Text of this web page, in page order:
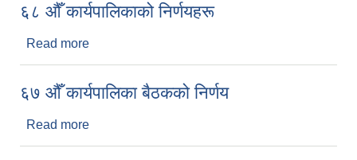
६८ औँ कार्यपालिकाको निर्णयहरू
Read more
६७ औँ कार्यपालिका बैठकको निर्णय
Read more